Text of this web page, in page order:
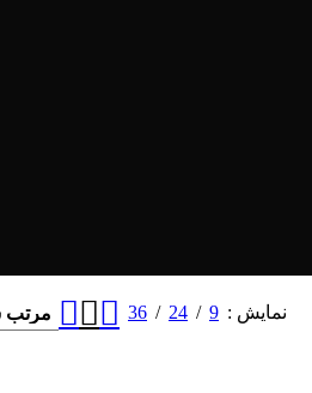
نمایش 9
24
36